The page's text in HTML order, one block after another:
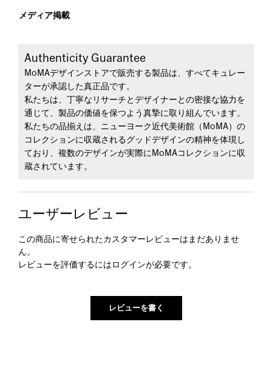
メディア掲載
Authenticity Guarantee
MoMAデザインストアで販売する製品は、すべてキュレー
ターが承認した真正品です。
私たちは、丁寧なリサーチとデザイナーとの密接な協力を
通じて、製品の価値を保つよう真摯に取り組んでいます。
私たちの品揃えは、ニューヨーク近代美術館（MoMA）の
コレクションに収蔵されるグッドデザインの精神を体現し
ており、複数のデザインが実際にMoMAコレクションに収
蔵されています。
ユーザーレビュー
この商品に寄せられたカスタマーレビューはまだありませ
ん。
レビューを評価するには ログインが必要です。